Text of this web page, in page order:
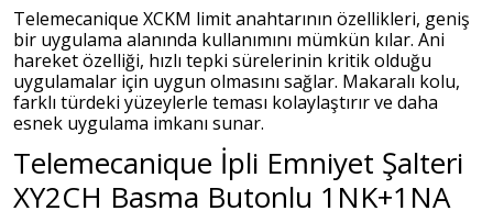
Telemecanique XCKM limit anahtarının özellikleri, geniş
bir uygulama alanında kullanımını mümkün kılar. Ani
hareket özelliği, hızlı tepki sürelerinin kritik olduğu
uygulamalar için uygun olmasını sağlar. Makaralı kolu,
farklı türdeki yüzeylerle teması kolaylaştırır ve daha
esnek uygulama imkanı sunar.
Telemecanique İpli Emniyet Şalteri
XY2CH Basma Butonlu 1NK+1NA